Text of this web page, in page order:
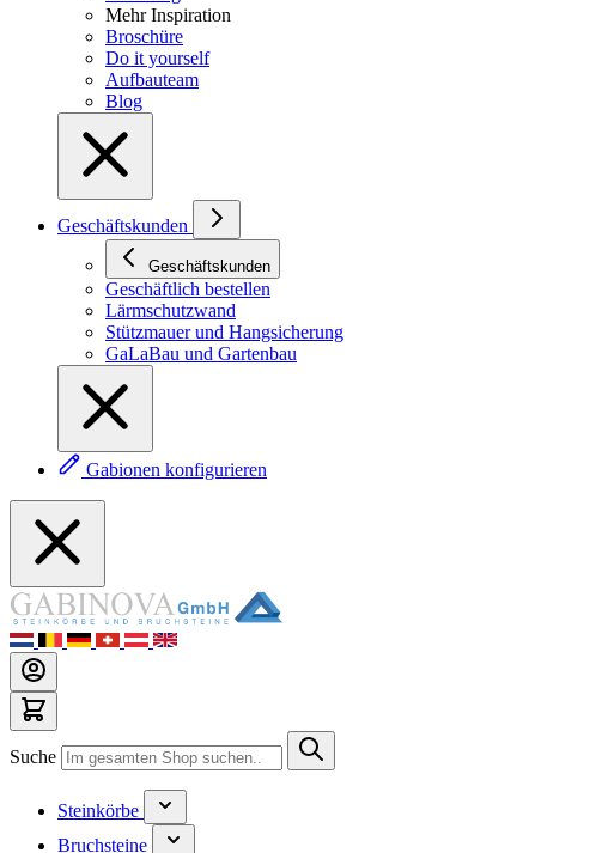
Mehr Inspiration
Broschüre
Do it yourself
Aufbauteam
Blog
Geschäftskunden
Geschäftskunden
Geschäftlich bestellen
Lärmschutzwand
Stützmauer und Hangsicherung
GaLaBau und Gartenbau
Gabionen konfigurieren
Suche
Steinkörbe
Bruchsteine